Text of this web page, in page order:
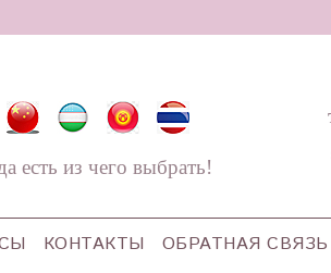
есть из чего выбрать!
КОНТАКТЫ ОБРАТНАЯ СВЯЗЬ